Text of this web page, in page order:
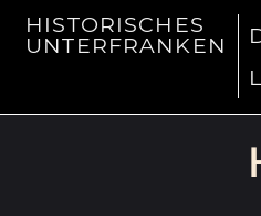
HISTORISCHES
UNTERFRANKEN